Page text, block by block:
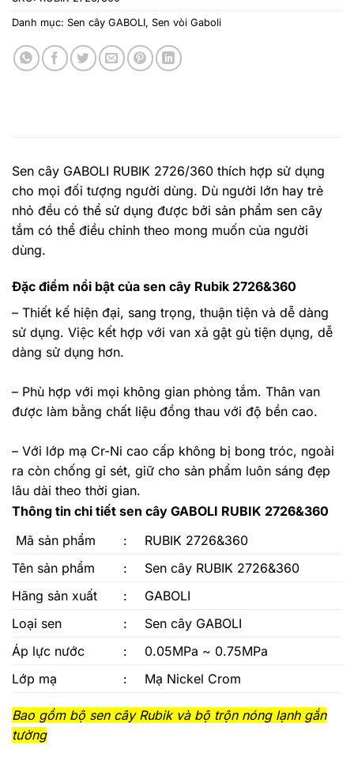
Danh mục: Sen cây GABOLI, Sen vòi Gaboli
Sen cây GABOLI RUBIK 2726/360 thích hợp sử dụng
cho mọi đối tượng người dùng. Dù người lớn hay trẻ
nhỏ đều có thể sử dụng được bởi sản phẩm sen cây
tắm có thể điều chỉnh theo mong muốn của người
dùng.
Đặc điểm nổi bật của sen cây Rubik 2726&360
– Thiết kế hiện đại, sang trọng, thuận tiện và dễ dàng
sử dụng. Việc kết hợp với van xả gật gù tiện dụng, dễ
dàng sử dụng hơn.
– Phù hợp với mọi không gian phòng tắm. Thân van
được làm bằng chất liệu đồng thau với độ bền cao.
– Với lớp mạ Cr-Ni cao cấp không bị bong tróc, ngoài
ra còn chống gỉ sét, giữ cho sản phẩm luôn sáng đẹp
lâu dài theo thời gian.
Thông tin chi tiết sen cây GABOLI RUBIK 2726&360
Mã sản phẩm
:
RUBIK 2726&360
Tên sản phẩm
:
Sen cây RUBIK 2726&360
Hãng sản xuất
:
GABOLI
Loại sen
:
Sen cây GABOLI
Áp lực nước
:
0.05MPa ~ 0.75MPa
Lớp mạ
: Mạ Nickel Crom
Bao gồm bộ sen cây Rubik và bộ trộn nóng lạnh gắn
tường